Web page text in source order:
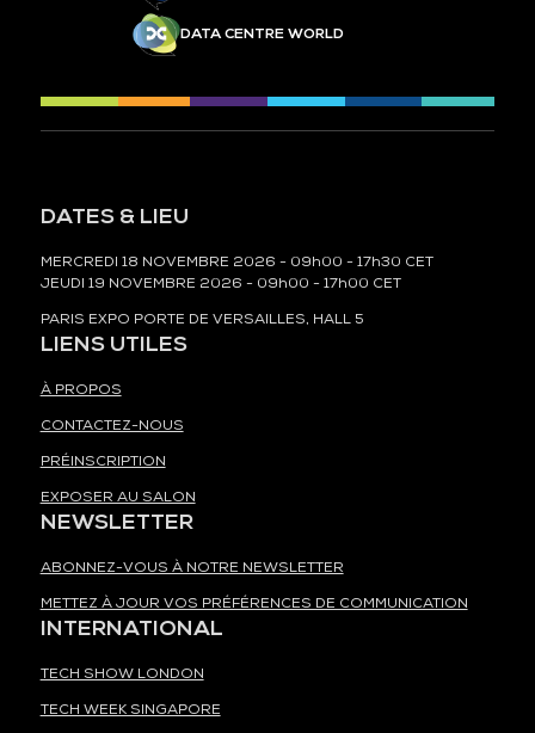
DATA CENTRE WORLD
DATES & LIEU
MERCREDI 18 NOVEMBRE 2026 - 09h00 - 17h30 CET
JEUDI 19 NOVEMBRE 2026 - 09h00 - 17h00 CET
PARIS EXPO PORTE DE VERSAILLES, HALL 5
LIENS UTILES
À PROPOS
CONTACTEZ-NOUS
PRÉINSCRIPTION
EXPOSER AU SALON
NEWSLETTER
ABONNEZ-VOUS À NOTRE NEWSLETTER
METTEZ À JOUR VOS PRÉFÉRENCES DE COMMUNICATION
INTERNATIONAL
TECH SHOW LONDON
TECH WEEK SINGAPORE